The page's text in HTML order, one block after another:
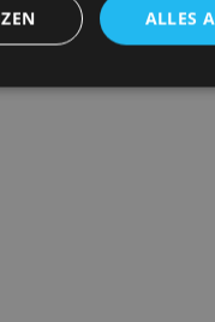
ALLES